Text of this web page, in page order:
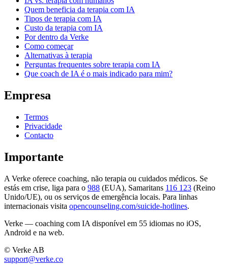
Quem beneficia da terapia com IA
Tipos de terapia com IA
Custo da terapia com IA
Por dentro da Verke
Como começar
Alternativas à terapia
Perguntas frequentes sobre terapia com IA
Que coach de IA é o mais indicado para mim?
Empresa
Termos
Privacidade
Contacto
Importante
A Verke oferece coaching, não terapia ou cuidados médicos. Se
estás em crise, liga para o 988 (EUA), Samaritans 116 123 (Reino
Unido/UE), ou os serviços de emergência locais. Para linhas
internacionais visita opencounseling.com/suicide-hotlines.
Verke — coaching com IA disponível em 55 idiomas no iOS,
Android e na web.
© Verke AB
support@verke.co